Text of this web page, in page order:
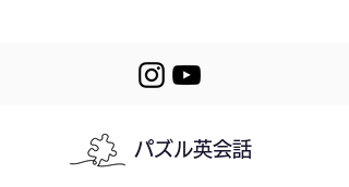
Mini Stories (617-
パズル英会話